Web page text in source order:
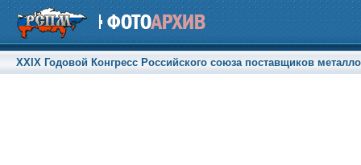
XXIX Годовой Конгресс Российского союза поставщиков